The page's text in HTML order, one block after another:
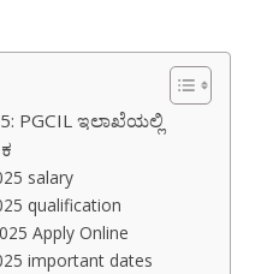
PGCIL ಇಲಾಖೆಯಲ್ಲಿ
salary
qualification
Apply Online
important dates